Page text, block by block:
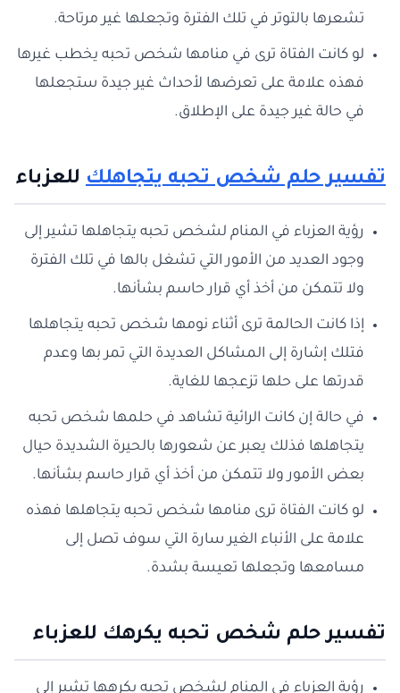
تشعرها بالتوتر في تلك الفترة وتجعلها غير مرتاحة.
لو كانت الفتاة ترى في منامها شخص تحبه يخطب غيرها
فهذه علامة على تعرضها لأحداث غير جيدة ستجعلها
في حالة غير جيدة على الإطلاق.
تفسير حلم شخص تحبه يتجاهلك للعزباء
رؤية العزباء في المنام لشخص تحبه يتجاهلها تشير إلى
وجود العديد من الأمور التي تشغل بالها في تلك الفترة
ولا تتمكن من أخذ أي قرار حاسم بشأنها.
إذا كانت الحالمة ترى أثناء نومها شخص تحبه يتجاهلها
فتلك إشارة إلى المشاكل العديدة التي تمر بها وعدم
قدرتها على حلها تزعجها للغاية.
في حالة إن كانت الرائية تشاهد في حلمها شخص تحبه
يتجاهلها فذلك يعبر عن شعورها بالحيرة الشديدة حيال
بعض الأمور ولا تتمكن من أخذ أي قرار حاسم بشأنها.
لو كانت الفتاة ترى منامها شخص تحبه يتجاهلها فهذه
علامة على الأنباء الغير سارة التي سوف تصل إلى
مسامعها وتجعلها تعيسة بشدة.
تفسير حلم شخص تحبه يكرهك للعزباء
رؤية العزباء في المنام لشخص تحبه يكرهها تشير إلى